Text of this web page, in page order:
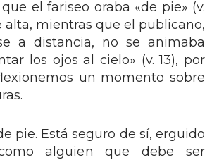
el fariseo oraba «de pie» (v.
alta, mientras que el publicano,
a distancia, no se animaba
los ojos al cielo» (v. 13), por
un momento sobre
pie. Está seguro de sí, erguido
alguien que debe ser